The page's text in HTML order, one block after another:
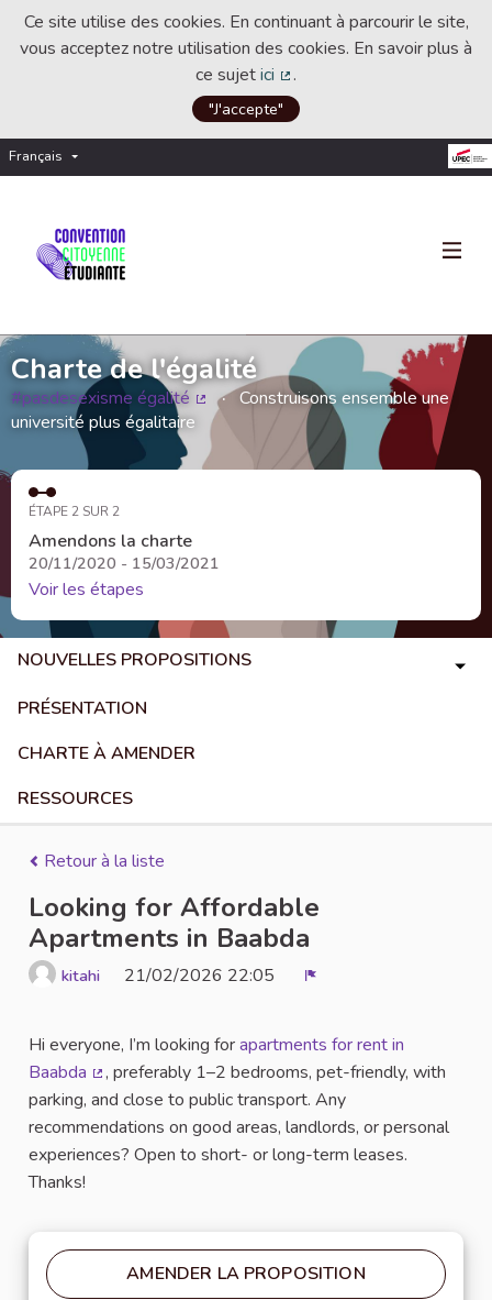
Ce site utilise des cookies. En continuant à parcourir le site,
vous acceptez notre utilisation des cookies. En savoir plus à
ce sujetici
(Lien externe)
.
"J'accepte"
Français Choisir la langue
Charte de l'égalité
#pasdesexisme égalité
(Lien externe)
Construisons ensemble une
université plus égalitaire
ÉTAPE 2 SUR 2
Amendons la charte
20/11/2020 - 15/03/2021
Voir les étapes
NOUVELLES PROPOSITIONS
PRÉSENTATION
CHARTE À AMENDER
RESSOURCES
Retour à la liste
Looking for Affordable
Apartments in Baabda
kitahi 21/02/2026 22:05
Hi everyone, I’m looking forapartments for rent in
Baabda
(Lien externe)
, preferably 1–2 bedrooms, pet-friendly, with
parking, and close to public transport. Any
recommendations on good areas, landlords, or personal
experiences? Open to short- or long-term leases.
Thanks!
AMENDER LA PROPOSITION